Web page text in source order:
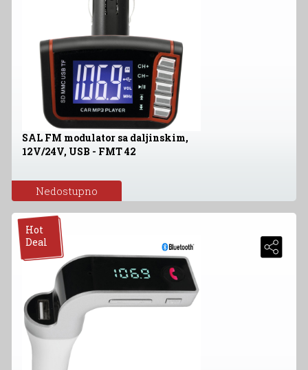
SAL FM modulator sa daljinskim,
12V/24V, USB - FMT 42
Nedostupno
Hot
Deal